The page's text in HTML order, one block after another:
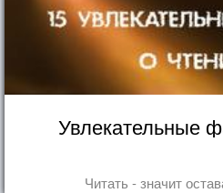
Увлекательные
Читать - значит